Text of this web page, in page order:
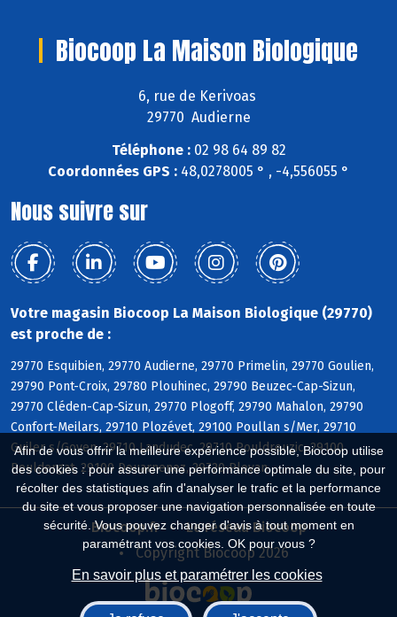
Afin de vous offrir la meilleure expérience possible, Biocoop utilise
des cookies : pour assurer une performance optimale du site, pour
récolter des statistiques afin d'analyser le trafic et la performance
du site et vous proposer une navigation personnalisée en toute
sécurité. Vous pouvez changer d'avis à tout moment en
paramétrant vos cookies. OK pour vous ?
En savoir plus et paramétrer les cookies
Biocoop La Maison Biologique
6, rue de Kerivoas
29770 Audierne
Téléphone :02 98 64 89 82
Coordonnées GPS : 48,0278005 ° , -4,556055 °
Nous suivre sur
Votre magasin Biocoop La Maison Biologique (29770)
est proche de :
29770 Esquibien, 29770 Audierne, 29770 Primelin, 29770 Goulien,
29790 Pont-Croix, 29780 Plouhinec, 29790 Beuzec-Cap-Sizun,
29770 Cléden-Cap-Sizun, 29770 Plogoff, 29790 Mahalon, 29790
Confort-Meilars, 29710 Plozévet, 29100 Poullan s/Mer, 29710
Guiler s/Goyen, 29710 Landudec, 29710 Pouldreuzic, 29100
Pouldergat, 29100 Douarnenez, 29720 Plovan
Biocoop.fr
Le réseau Biocoop
Copyright Biocoop 2026